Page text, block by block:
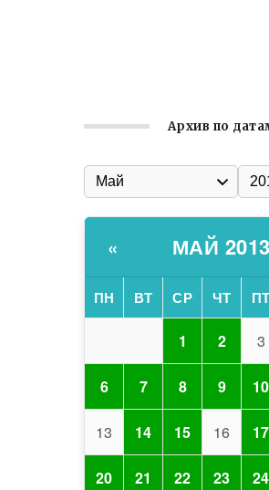
Архив по
« МАЙ 2013
ПН ВТ СР ЧТ ПТ
1 2 3
6 7 8 9 10
13 14 15 16 17
20 21 22 23 24